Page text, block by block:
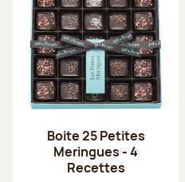
Boite 25 Petites
Meringues - 4
Recettes